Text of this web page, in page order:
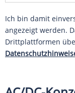
Ich bin damit
angezeigt werden.
Drittplattformen